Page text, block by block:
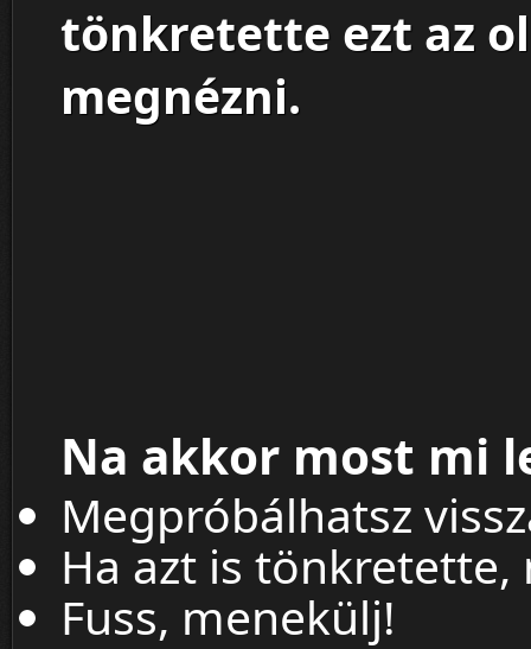
tönkretette ezt az
megnézni.
Na akkor most mi
Megpróbálhatsz
Ha azt is tönkretette,
Fuss, menekülj!